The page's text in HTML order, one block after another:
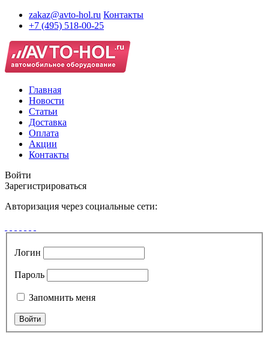
zakaz@avto-hol.ru Контакты
+7 (495) 518-00-25
Главная
Новости
Статьи
Доставка
Оплата
Акции
Контакты
Войти
Зарегистрироваться
Авторизация через социальные сети:
Логин
Пароль
Запомнить меня